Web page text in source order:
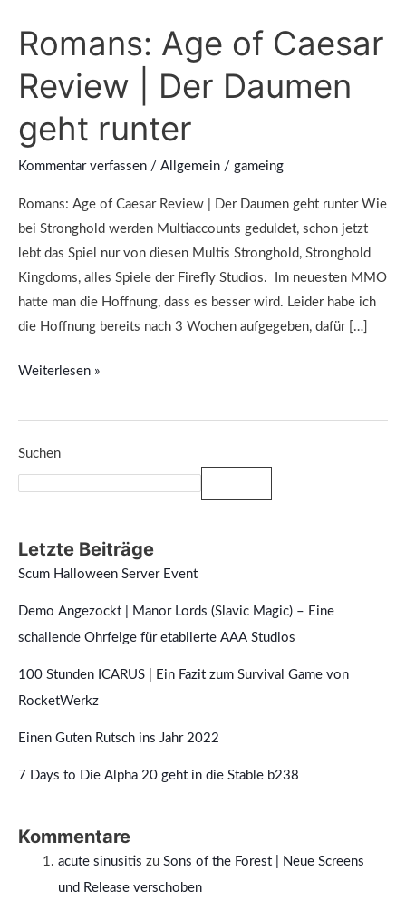
Romans: Age of Caesar
Review | Der Daumen
geht runter
Kommentar verfassen / Allgemein / gameing
Romans: Age of Caesar Review | Der Daumen geht runter Wie
bei Stronghold werden Multiaccounts geduldet, schon jetzt
lebt das Spiel nur von diesen Multis Stronghold, Stronghold
Kingdoms, alles Spiele der Firefly Studios. Im neuesten MMO
hatte man die Hoffnung, dass es besser wird. Leider habe ich
die Hoffnung bereits nach 3 Wochen aufgegeben, dafür […]
Caesar
Daumen
geht
Weiterlesen »
Suchen
Letzte Beiträge
Scum Halloween Server Event
Demo Angezockt | Manor Lords (Slavic Magic) – Eine
schallende Ohrfeige für etablierte AAA Studios
100 Stunden ICARUS | Ein Fazit zum Survival Game von
RocketWerkz
Einen Guten Rutsch ins Jahr 2022
7 Days to Die Alpha 20 geht in die Stable b238
Kommentare
acute sinusitis zu Sons of the Forest | Neue Screens
und Release verschoben